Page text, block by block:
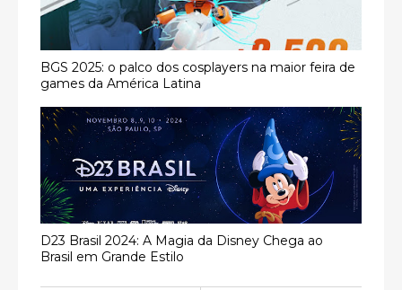
BGS 2025: o palco dos cosplayers na maior feira de
games da América Latina
D23 Brasil 2024: A Magia da Disney Chega ao
Brasil em Grande Estilo